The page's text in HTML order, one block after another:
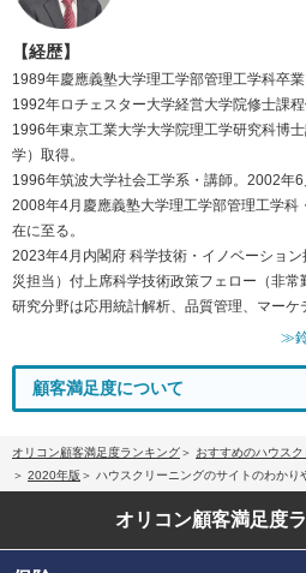
【経歴】
1989年慶應義塾大学理工学部管理工学科卒業
1992年ロチェスター大学経営大学院修士課程
1996年東京工業大学大学院理工学研究科博
学）取得。
1996年筑波大学社会工学系・講師。2002年6
2008年4月慶應義塾大学理工学部管理工学科
在に至る。
2023年4月内閣府 科学技術・イノベーショ
災担当）付上席科学技術政策フェロー（非常
研究分野は応用統計解析、品質管理、マーケ
≫
顧客満足度について
オリコン顧客満足度ランキング
おすすめのハウス
2020年版
ハウスクリーニングのサイトのわかり
オリコン顧客満足度